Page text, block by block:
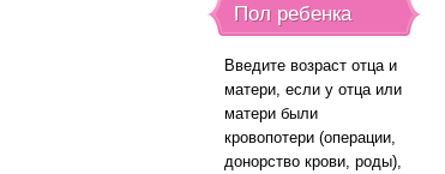
Пол ребенка
Введите возраст отца и
матери, если у отца или
матери были
кровопотери (операции,
донорство крови, роды),